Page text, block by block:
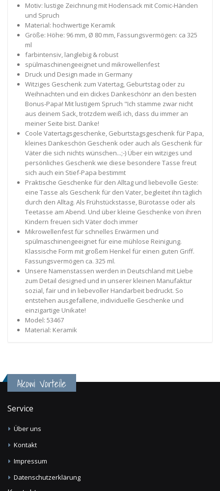
Motiv: lustige Zeichnung mit Hodensack mit Comic-Händen
und Spruch
Material: hochwertige Keramik
Größe: Höhe: 96 mm, Ø 80 mm, Fassungsvermögen: ca 325
ml
farbintensiv, langlebig & robust
spülmaschinengeeignet und mikrowellenfest
Druck und Design made in Germany
Witziges Geschenk zum Vatertag, Geburtstag oder zu
Weihnachten und ein dickes Dankeschönr an den besten
Bonus-Papa! Mit lustigem Spruch "Ich stamme zwar nicht
aus deinem Sack, trotzdem weiß ich, dass du immer an
meiner Seite bist. Danke!
Coole Vatertagsgeschenke, Geburtstagsgeschenk für Papa,
kleines Dankeschön Geschenk oder auch als Geschenk für
Väter die sich nichts wünschen...;-) Über ein witziges und
persönliches Geschenk wie diese besondere Tasse freut
sich auch ein Stief-Papa bestimmt
Praktische Geschenke für den Alltag und liebevolle Geste:
eine Tasse als Geschenk für den Vater, begleitet ihn täglich
durch den Alltag. Als Frühstückstasse, Bürotasse oder als
Teetasse am Abend. Und über kleine Geschenke von ihren
Kindern freuen sich Väter doch immer
Mikrowellenfest für schnelles Erwärmen und
spülmaschinengeeignet für eine mühlose Reinigung.
Klassische Form mit großem Henkel für einen guten Griff.
Fassungsvermögen ca. 325 ml.
Unsere Namenstassen werden in Deutschland mit Liebe
zum Detail designed und in unserer kleinen Manufaktur
sozial, fair und in liebevoller Handarbeit bedruckt. So
entstehen ausgefallene, individuelle Geschenke und
einzigartige Unikate!
Model: 53467
Material: Keramik
Akowi Vorteile
Service
Über uns
Kontakt
Impressum
Datenschutzerklärung